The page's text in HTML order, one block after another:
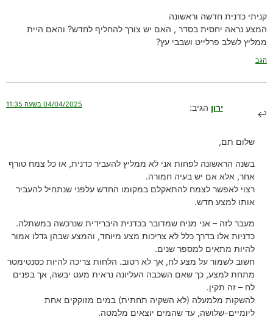
קניתי כדנית חדשה וראשונה
המצע נראה יחסית בסדר , האם יש צורך להחליף לחדש? והאם היית
ממליץ לשלב פרלייט ושבבי עץ?
הגב
ירון הגיב: 04/04/2025 בשעה 11:35
שלום תם,
בשנה הראשונה לפחות אני לא ממליץ להעביר כדנית, או כל צמח טורף
אחר, אלא אם יש בעיה חמורה.
רצוי לאפשר לצמח להתאקלם במקומו החדש עלפני שנתחיל להעביר
אותו למצע חדש.
מעבר לזה – אני מניח שמדובר בכדנית היברידית שנרכשה במשתלה.
כדניות אלו בדרך כלל לא צריכות מצע מיוחד, והמצע שבהן גדלו אמור
להיות מתאים למספר שנים.
חשוב לשמור על מצע לח, אך לא רטוב. הלחות צריכה להיות כסנטימטר
מתחת למצע, כך שאם השכבה העליונה נראית מעט יבשה, אך בפנים
לח – זה תקין.
להשקות מלמעלה (לא השקיה תחתית) במים מזוקקים אחת
ליומיים-שלושה, עד שהמים יוצאים מלמטה.